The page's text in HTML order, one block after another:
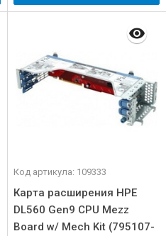
Код артикула: 109333
Карта расширения HPE
DL560 Gen9 CPU Mezz
Board w/ Mech Kit (795107-